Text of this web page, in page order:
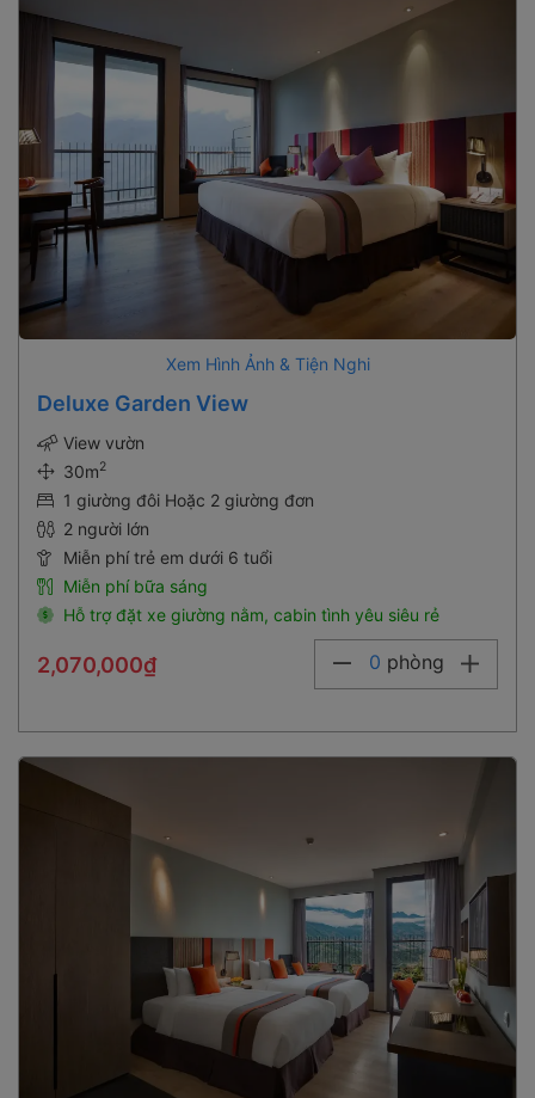
Xem Hình Ảnh & Tiện Nghi
Deluxe Garden View
View vườn
30m2
1 giường đôi Hoặc 2 giường đơn
2 người lớn
Miễn phí trẻ em dưới 6 tuổi
Miễn phí bữa sáng
Hỗ trợ đặt xe giường nằm, cabin tình yêu siêu rẻ
2,070,000₫ 0 phòng